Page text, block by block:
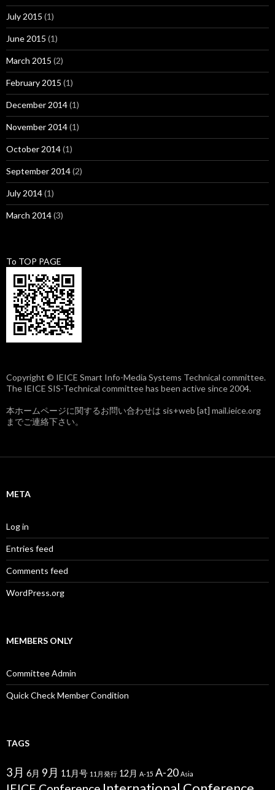
July 2015 (1)
June 2015 (1)
March 2015 (2)
February 2015 (1)
December 2014(1)
November 2014(1)
October 2014(1)
September 2014(2)
July 2014(1)
March 2014(3)
To TOP PAGE
Copyright © IEICE Smart Info-Media Systems Technical committee.
The IEICE SIS-Technical committee has been active since 2004.
本ホームページに関するお問い合わせは sis+web [at] mail.ieice.org
までご連絡下さい。
META
Log in
Entries feed
Comments feed
WordPress.org
MEMBERS ONLY
Committee Admin
Quick Check Member Condition
TAGS
3月 6月 9月 11月号 11月発行 12月 A-15 A-20 Asia